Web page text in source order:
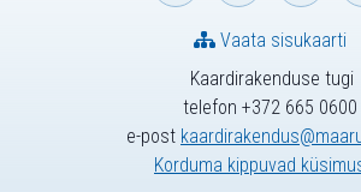
Kaardirakenduse tugi
telefon +372 665 0600
e-post
Korduma kippuvad
Vaata sisukaarti